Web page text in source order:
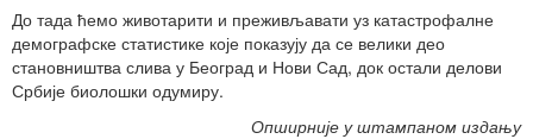
До тада ћемо животарити и преживљавати уз катастрофалне
демографске статистике које показују да се велики део
становништва слива у Београд и Нови Сад, док остали делови
Србије биолошки одумиру.
Опширније у штампаном издању